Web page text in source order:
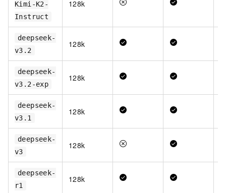
Kimi-K2-
Instruct
128k
deepseek-
v3.2
128k
deepseek-
v3.2-exp
128k
deepseek-
v3.1
128k
deepseek-
v3
128k
deepseek-
r1
128k